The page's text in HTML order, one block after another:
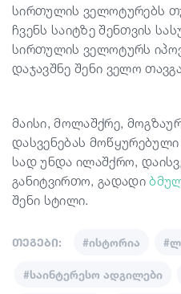
სირთულის ველოტურებს
ჩვენს საიტზე შენთვის
სირთულის ველოტურს
დაჯავშნე შენი ველო
მაისი, მოლაშქრე,
დასვენებას
სად უნდა ილაშქრო,
განიტვირთო, გადადი
შენი სტილი.
თეგები: #ისტორია
#საინტერესო ადგილები